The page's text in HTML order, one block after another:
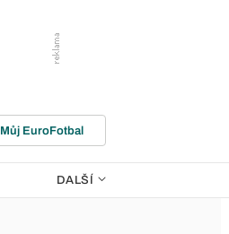
Můj EuroFotbal
DALŠÍ